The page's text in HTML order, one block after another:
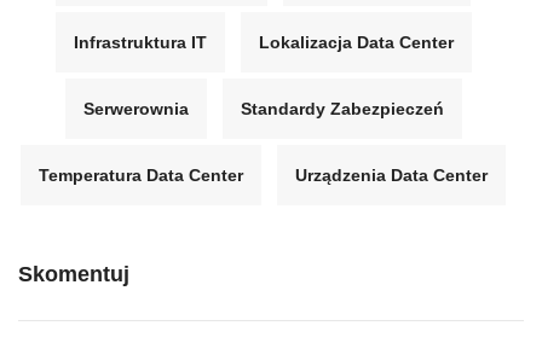
Infrastruktura IT Lokalizacja Data Center
Serwerownia Standardy Zabezpieczeń
Temperatura Data Center Urządzenia Data Center
Skomentuj